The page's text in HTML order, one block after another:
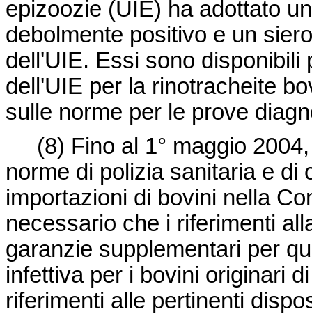
epizoozie (UIE) ha adottato
debolmente positivo e un
dell'UIE. Essi sono disponibili
dell'UIE per la rinotracheite
sulle norme per le prove
(8) Fino al 1° maggio
norme di polizia sanitaria e di
importazioni di bovini nella
necessario che i riferimenti
garanzie supplementari per
infettiva per i bovini originari
riferimenti alle pertinenti